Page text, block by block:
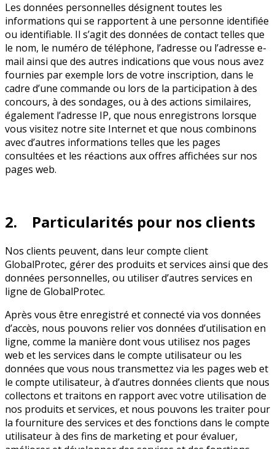
Les données personnelles désignent toutes les
informations qui se rapportent à une personne identifiée
ou identifiable. Il s’agit des données de contact telles que
le nom, le numéro de téléphone, l’adresse ou l’adresse e-
mail ainsi que des autres indications que vous nous avez
fournies par exemple lors de votre inscription, dans le
cadre d’une commande ou lors de la participation à des
concours, à des sondages, ou à des actions similaires,
également l’adresse IP, que nous enregistrons lorsque
vous visitez notre site Internet et que nous combinons
avec d’autres informations telles que les pages
consultées et les réactions aux offres affichées sur nos
pages web.
2. Particularités pour nos clients
Nos clients peuvent, dans leur compte client
GlobalProtec, gérer des produits et services ainsi que des
données personnelles, ou utiliser d’autres services en
ligne de GlobalProtec.
Après vous être enregistré et connecté via vos données
d’accès, nous pouvons relier vos données d’utilisation en
ligne, comme la manière dont vous utilisez nos pages
web et les services dans le compte utilisateur ou les
données que vous nous transmettez via les pages web et
le compte utilisateur, à d’autres données clients que nous
collectons et traitons en rapport avec votre utilisation de
nos produits et services, et nous pouvons les traiter pour
la fourniture des services et des fonctions dans le compte
utilisateur à des fins de marketing et pour évaluer,